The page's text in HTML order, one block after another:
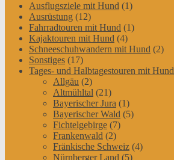
Ausflugsziele mit Hund (1)
Ausrüstung (12)
Fahrradtouren mit Hund (1)
Kajaktouren mit Hund (4)
Schneeschuhwandern mit Hund (2)
Sonstiges (17)
Tages- und Halbtagestouren mit Hund
Allgäu (2)
Altmühltal (21)
Bayerischer Jura (1)
Bayerischer Wald (5)
Fichtelgebirge (7)
Frankenwald (2)
Fränkische Schweiz (4)
Nürnberger Land (5)